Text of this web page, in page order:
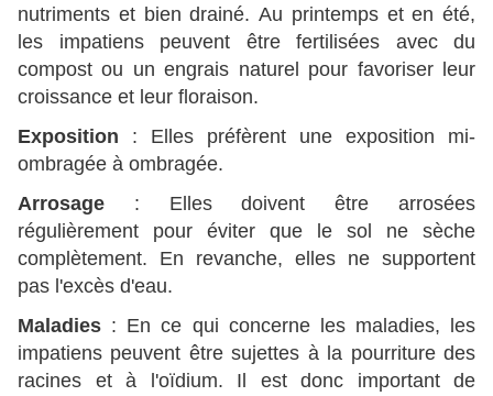
nutriments et bien drainé. Au printemps et en été,
les impatiens peuvent être fertilisées avec du
compost ou un engrais naturel pour favoriser leur
croissance et leur floraison.
Exposition : Elles préfèrent une exposition mi-
ombragée à ombragée.
Arrosage : Elles doivent être arrosées
régulièrement pour éviter que le sol ne sèche
complètement. En revanche, elles ne supportent
pas l'excès d'eau.
Maladies : En ce qui concerne les maladies, les
impatiens peuvent être sujettes à la pourriture des
racines et à l'oïdium. Il est donc important de